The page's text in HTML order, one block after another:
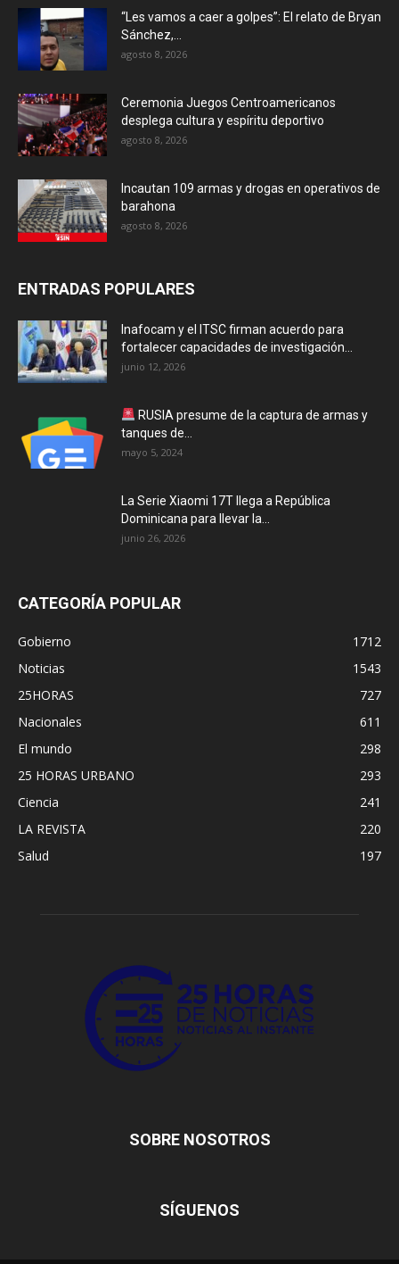
“Les vamos a caer a golpes”: El relato de Bryan
Sánchez,...
agosto 8, 2026
Ceremonia Juegos Centroamericanos
desplega cultura y espíritu deportivo
agosto 8, 2026
Incautan 109 armas y drogas en operativos de
barahona
agosto 8, 2026
ENTRADAS POPULARES
Inafocam y el ITSC firman acuerdo para
fortalecer capacidades de investigación...
junio 12, 2026
RUSIA presume de la captura de armas y
tanques de...
mayo 5, 2024
La Serie Xiaomi 17T llega a República
Dominicana para llevar la...
junio 26, 2026
CATEGORÍA POPULAR
Gobierno
1712
Noticias
1543
25HORAS
727
Nacionales
611
El mundo
298
25 HORAS URBANO
293
Ciencia
241
LA REVISTA
220
Salud
197
SOBRE NOSOTROS
SÍGUENOS